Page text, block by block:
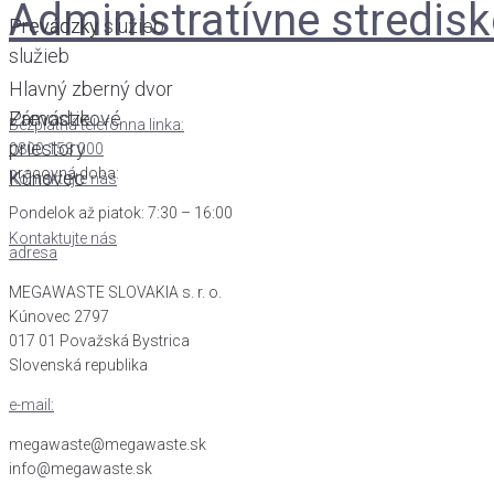
Prevádzky služieb
Hlavný zberný dvor
Zámostie
Kontaktujte nás
Prevádzky
služieb
Prevádzkové
priestory
Kúnovec
Kontaktujte nás
Administratívne
Bezplatná telefónna linka:
0800 153 000
pracovná doba:
Pondelok až piatok: 7:30 – 16:00
adresa
MEGAWASTE SLOVAKIA s. r. o.
Kúnovec 2797
017 01 Považská Bystrica
Slovenská republika
e-mail:
megawaste@megawaste.sk
info@megawaste.sk